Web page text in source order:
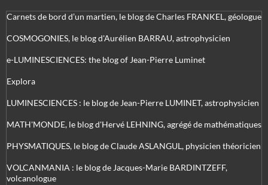
Carnets de bord d’un martien, le blog de Charles FRANKEL, géologue
COSMOGONIES, le blog d'Aurélien BARRAU, astrophysicien
e-LUMINESCIENCES: the blog of Jean-Pierre Luminet
Explora
LUMINESCIENCES : le blog de Jean-Pierre LUMINET, astrophysicien
MATH'MONDE, le blog d'Hervé LEHNING, agrégé de mathématiques
PHYSMATIQUES, le blog de Claude ASLANGUL, physicien théoricien
VOLCANMANIA : le blog de Jacques-Marie BARDINTZEFF,
volcanologue